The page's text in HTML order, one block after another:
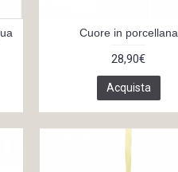
Cuore in porcellana
28,90€
Acquista